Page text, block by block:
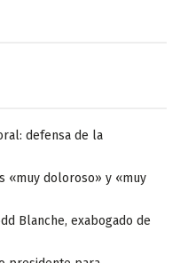
defensa de la
«muy doloroso» y «muy
Blanche, exabogado de